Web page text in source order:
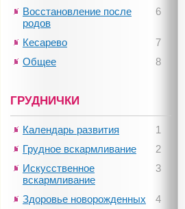
6
Восстановление после
родов
7
Кесарево
8
Общее
ГРУДНИЧКИ
1
Календарь развития
2
Грудное вскармливание
3
Искусственное
вскармливание
4
Здоровье новорожденных